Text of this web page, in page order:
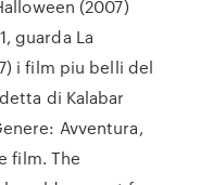
(2007)
guarda La
i film piu belli del
di Kalabar
Avventura,
film. The